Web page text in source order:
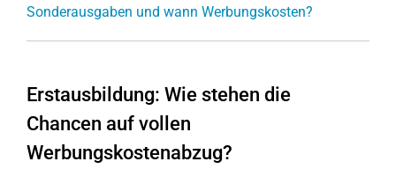
Sonderausgaben und wann Werbungskosten?
Erstausbildung: Wie stehen die
Chancen auf vollen
Werbungskostenabzug?